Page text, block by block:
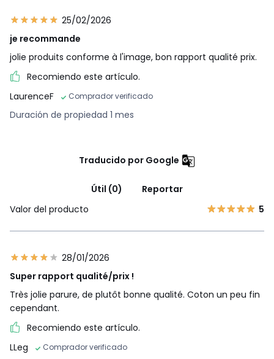
25/02/2026
je recommande
jolie produits conforme à l'image, bon rapport qualité prix.
Recomiendo este artículo.
LaurenceF
Comprador verificado
Duración de propiedad 1 mes
Traducido por Google
Útil (0)
Reportar
Valor del producto
5
28/01/2026
Super rapport qualité/prix !
Très jolie parure, de plutôt bonne qualité. Coton un peu fin
cependant.
Recomiendo este artículo.
LLeg
Comprador verificado